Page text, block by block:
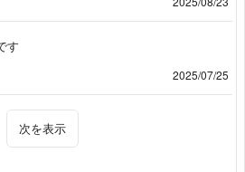
す
2025/07/25
次を表示